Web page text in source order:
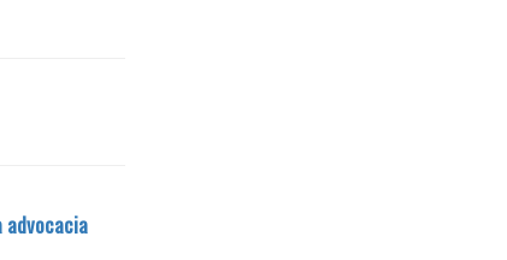
advocacia